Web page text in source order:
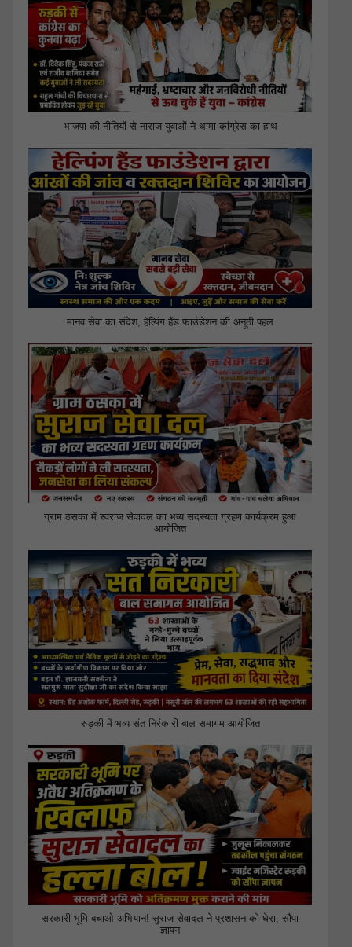
भाजपा की नीतियों से नाराज युवाओं ने थामा कांग्रेस का हाथ
मानव सेवा का संदेश, हेल्पिंग हैंड फाउंडेशन की अनूठी पहल
ग्राम ठसका में स्वराज सेवादल का भव्य सदस्यता ग्रहण कार्यक्रम हुआ
आयोजित
रुड़की में भव्य संत निरंकारी बाल समागम आयोजित
सरकारी भूमि बचाओ अभियान! सुराज सेवादल ने प्रशासन को घेरा, सौंपा
ज्ञापन